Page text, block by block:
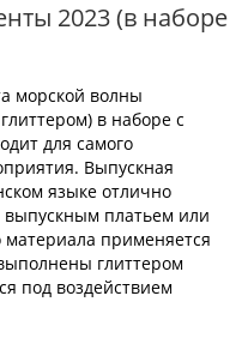
2023 (в наборе
морской волны
в наборе с
для самого
Выпускная
языке отлично
платьем или
материала применяется
глиттером
под воздействием